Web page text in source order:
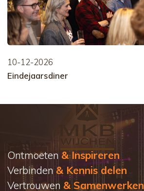
10-12-2026
Eindejaarsdiner
Ontmoeten & Inspireren
Verbinden & Kennis delen
Vertrouwen & Samenwerken